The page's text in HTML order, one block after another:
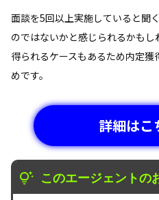
面談を5回以上実施していると聞
のではないかと感じられるかも
得られるケースもあるため内定
めです。
詳細は
このエージェントの